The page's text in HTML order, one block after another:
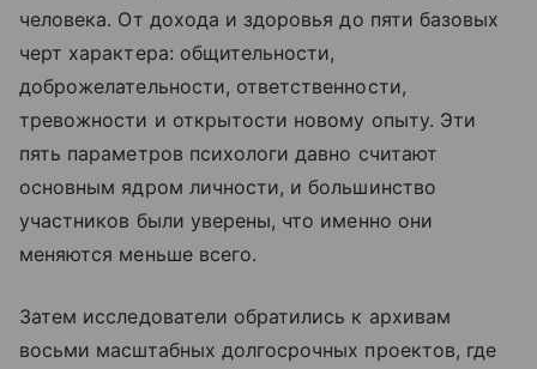
человека. От дохода и здоровья до пяти базовых
черт характера: общительности,
доброжелательности, ответственности,
тревожности и открытости новому опыту. Эти
пять параметров психологи давно считают
основным ядром личности, и большинство
участников были уверены, что именно они
меняются меньше всего.
Затем исследователи обратились к архивам
восьми масштабных долгосрочных проектов, где